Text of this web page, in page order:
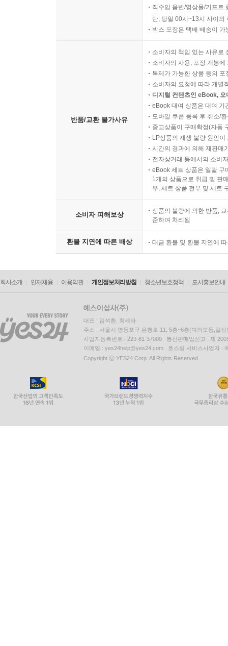
직수입 음반/영상물/기프트
단, 당일 00시~13시 사이의
박스 포장은 택배 배송이
반품/교환 불가사유
소비자의 책임 있는 사유로
소비자의 사용, 포장 개봉
복제가 가능한 상품 등의
소비자의 요청에 따라 개별
디지털 컨텐츠인 eBook,
eBook 대여 상품은 대여 기
모바일 쿠폰 등록 후 취소/
중고상품이 구매확정(자동
LP상품의 재생 불량 원인
시간의 경과에 의해 재판매
전자상거래 등에서의 소비
eBook 세트 상품은 일괄 구
1개의 상품으로 취급 및 판
우, 세트 상품 전부 및 세트
소비자 피해보상
상품의 불량에 의한 반품,
준하여 처리됨
환불 지연에 따른 배상 대금 환불 및 환불 지연에
회사소개 인재채용 이용약관 개인정보처리방침 청소년보호정책 도서홍보안내
대표 : 김석환, 최세라
주소 : 서울시 영등포구 은행로 11, 5층~6층(여의도동,일신
사업자등록번호 : 229-81-37000 통신판매업신고 : 제
이메일 : yes24help@yes24.com 호스팅 서비스사업자 :
Copyright ⓒ YES24 Corp. All Rights Reserved.